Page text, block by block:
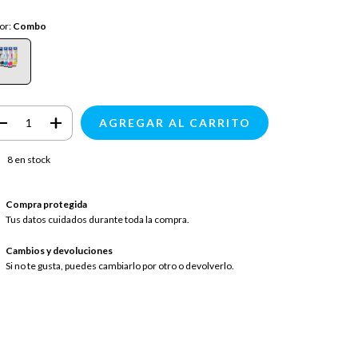
Combo
8 en stock
Compra protegida
Tus datos cuidados durante toda la compra.
Cambios y devoluciones
Si no te gusta, puedes cambiarlo por otro o devolverlo.